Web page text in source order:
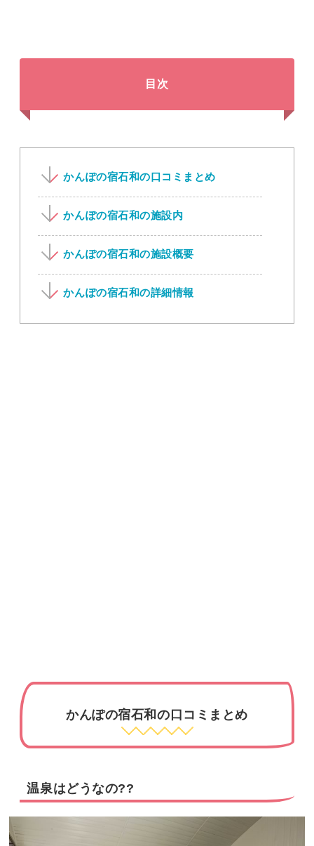
目次
かんぽの宿石和の口コミまとめ
かんぽの宿石和の施設内
かんぽの宿石和の施設概要
かんぽの宿石和の詳細情報
かんぽの宿石和の口コミまとめ
温泉はどうなの??